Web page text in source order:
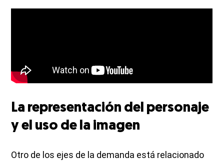
La representación del personaje
y el uso de la imagen
Otro de los ejes de la demanda está relacionado